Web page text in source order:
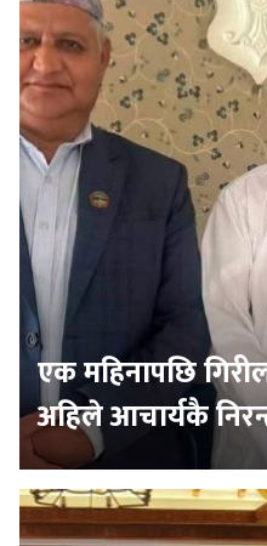
एक महिनापछि
अहिले आचार्यकै